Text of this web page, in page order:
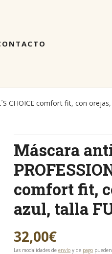
CHOICE comfort fit, con
Máscara
comfort fit,
azul, talla
32,00€
Las modalidades deenvío y de pago